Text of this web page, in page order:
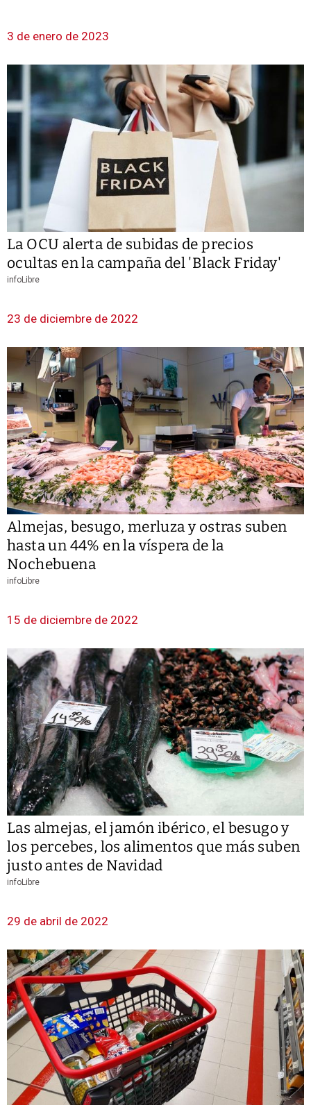
3 de enero de 2023
La OCU alerta de subidas de precios
ocultas en la campaña del 'Black Friday'
infoLibre
23 de diciembre de 2022
Almejas, besugo, merluza y ostras suben
hasta un 44% en la víspera de la
Nochebuena
infoLibre
15 de diciembre de 2022
Las almejas, el jamón ibérico, el besugo y
los percebes, los alimentos que más suben
justo antes de Navidad
infoLibre
29 de abril de 2022